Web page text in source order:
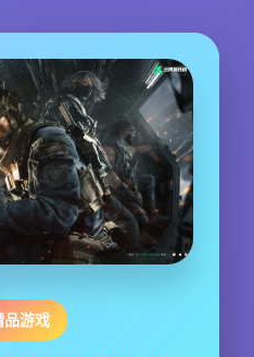
品游戏